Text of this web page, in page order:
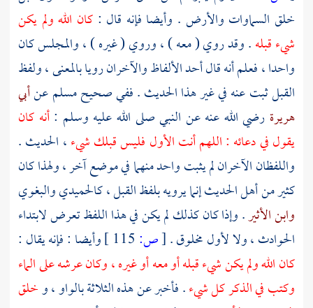
خلق السماوات والأرض . وأيضا فإنه قال : كان الله ولم يكن
شيء قبله. وقد روي ( معه ) ، وروي ( غيره ) ، والمجلس كان
واحدا ، فعلم أنه قال أحد الألفاظ والآخران رويا بالمعنى ، ولفظ
القبل ثبت عنه في غير هذا الحديث . ففي صحيحمسلمعنأبي
هريرة رضي الله عنه عن النبي صلى الله عليه وسلم :أنه كان
يقول في دعائه : اللهم أنت الأول فليس قبلك شيء، الحديث .
واللفظان الآخران لم يثبت واحد منهما في موضع آخر ، ولهذا كان
كثير من أهل الحديث إنما يرويه بلفظ القبل ،كالحميديوالبغوي
وابن الأثير. وإذا كان كذلك لم يكن في هذا اللفظ تعرض لابتداء
الحوادث ، ولا لأول مخلوق .[ص:
وأيضا : فإنه يقال :
كان الله ولم يكن شيء قبله أو معه أو غيره ، وكان عرشه على الماء
وكتب في الذكر كل شيء. فأخبر عن هذه الثلاثة بالواو ، وخلق